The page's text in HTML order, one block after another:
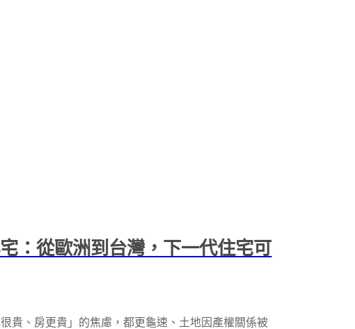
：從歐洲到台灣，下一代住宅可
貴、房更貴」的焦慮，都更龜速、土地因產權關係被